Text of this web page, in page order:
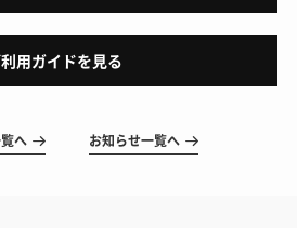
用ガイドを見る
へ お知らせ一覧へ